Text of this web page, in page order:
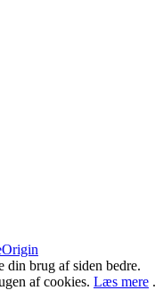
din brug af siden bedre.
af cookies. Læs mere .